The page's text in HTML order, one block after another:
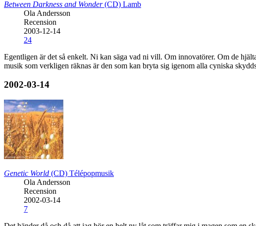
Between Darkness and Wonder(CD) Lamb
Ola Andersson
Recension
2003-12-14
24
Egentligen är det så enkelt. Ni kan säga vad ni vill. Om innovatörer. Om de
musik som verkligen räknas är den som kan bryta sig igenom alla cyniska
2002-03-14
Genetic World (CD) Télépopmusik
Ola Andersson
Recension
2002-03-14
7